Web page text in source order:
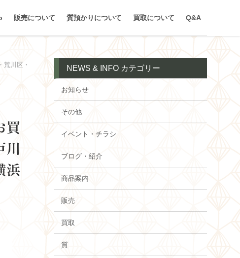
販売について 質預かりについて 買取について Q&A
川区・
買
川
浜
NEWS & INFO カテゴリー
お知らせ
その他
イベント・チラシ
ブログ・紹介
商品案内
販売
買取
質